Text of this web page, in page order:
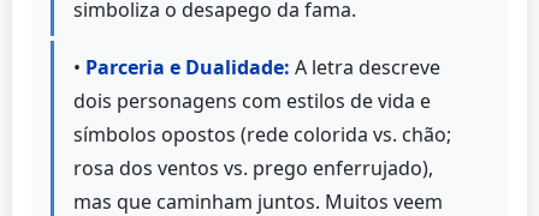
simboliza o desapego da fama.
• Parceria e Dualidade: A letra descreve
dois personagens com estilos de vida e
símbolos opostos (rede colorida vs. chão;
rosa dos ventos vs. prego enferrujado),
mas que caminham juntos. Muitos veem